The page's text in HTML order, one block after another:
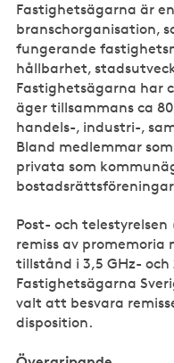
Fastighetsägarna är
branschorganisation,
fungerande
hållbarhet,
Fastighetsägarna har
äger tillsammans ca
handels-, industri-,
Bland medlemmar
privata som
Post- och telestyrelsen
remiss av promemoria
tillstånd i 3,5 GHz- och
Fastighetsägarna
valt att besvara
disposition.